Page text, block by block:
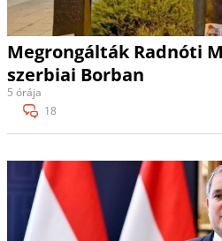
Megrongálták Radnóti
szerbiai Borban
5 órája
18